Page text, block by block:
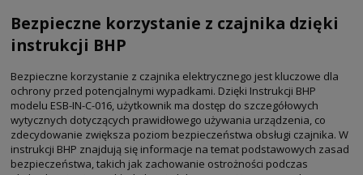
Bezpieczne korzystanie z czajnika dzięki
instrukcji BHP
Bezpieczne korzystanie z czajnika elektrycznego jest kluczowe dla
ochrony przed potencjalnymi wypadkami. Dzięki Instrukcji BHP
modelu ESB-IN-C-016, użytkownik ma dostęp do szczegółowych
wytycznych dotyczących prawidłowego używania urządzenia, co
zdecydowanie zwiększa poziom bezpieczeństwa obsługi czajnika. W
instrukcji BHP znajdują się informacje na temat podstawowych zasad
bezpieczeństwa, takich jak zachowanie ostrożności podczas